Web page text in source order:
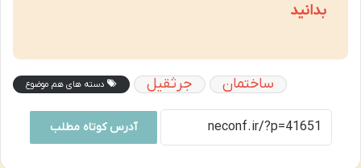
بدانید
دسته های هم موضوع جرثقیل ساختمان
آدرس کوتاه مطلب